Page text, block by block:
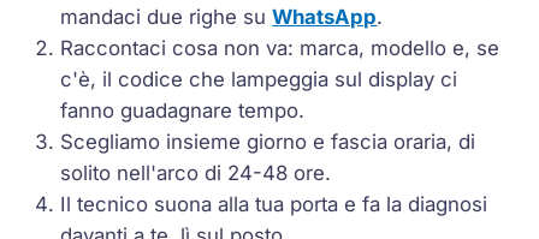
mandaci due righe suWhatsApp.
Raccontaci cosa non va: marca, modello e, se
c'è, il codice che lampeggia sul display ci
fanno guadagnare tempo.
Scegliamo insieme giorno e fascia oraria, di
solito nell'arco di 24-48 ore.
Il tecnico suona alla tua porta e fa la diagnosi